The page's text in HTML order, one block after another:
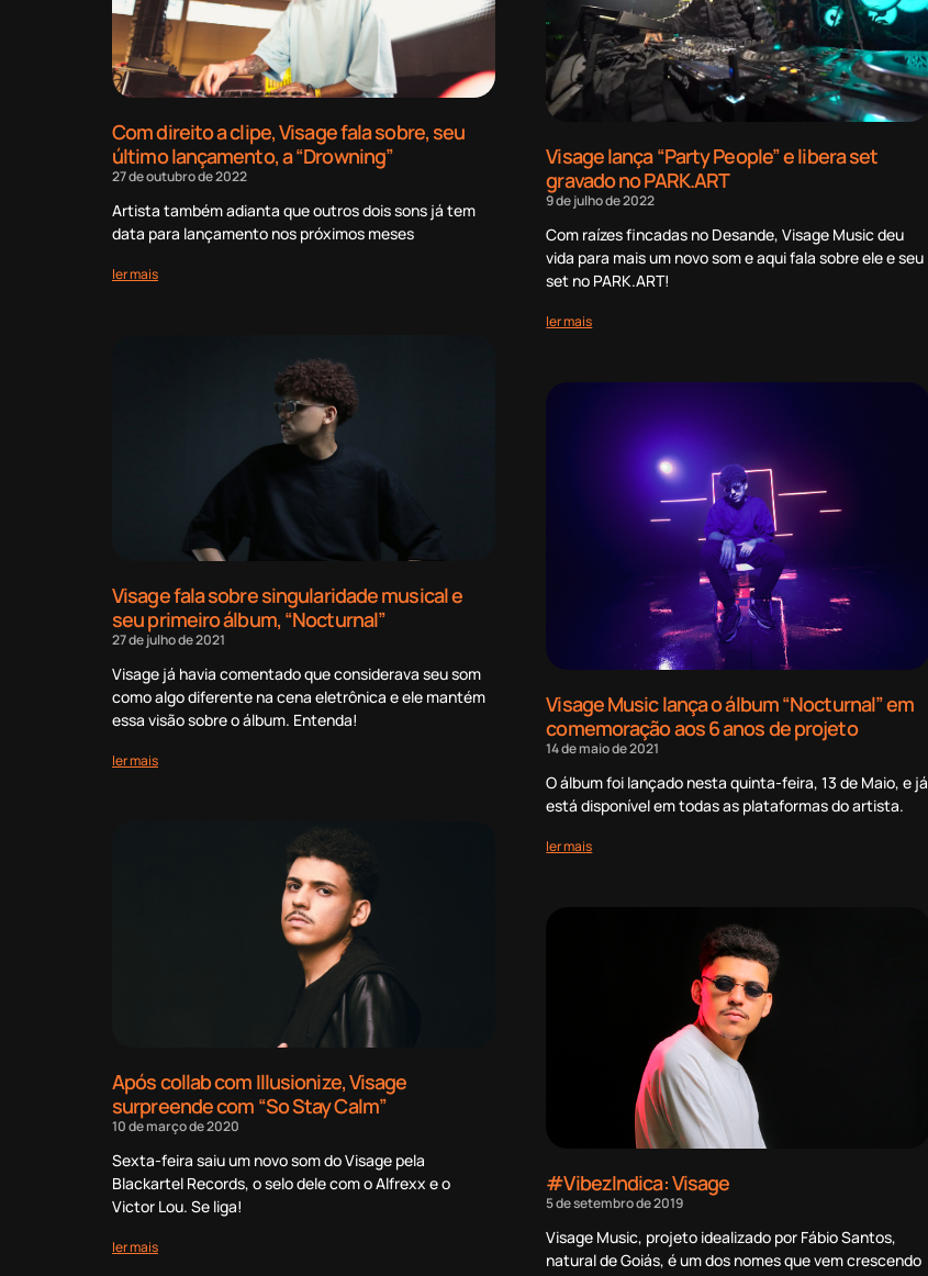
Com direito a clipe, Visage fala sobre, seu
último lançamento, a “Drowning”
27 de outubro de 2022
Artista também adianta que outros dois sons já tem
data para lançamento nos próximos meses
ler mais
Visage lança “Party People” e libera set
gravado no PARK.ART
9 de julho de 2022
Com raízes fincadas no Desande, Visage Music deu
vida para mais um novo som e aqui fala sobre ele e seu
set no PARK.ART!
ler mais
Visage fala sobre singularidade musical e
seu primeiro álbum, “Nocturnal”
27 de julho de 2021
Visage já havia comentado que considerava seu som
como algo diferente na cena eletrônica e ele mantém
essa visão sobre o álbum. Entenda!
ler mais
Visage Music lança o álbum “Nocturnal” em
comemoração aos 6 anos de projeto
14 de maio de 2021
O álbum foi lançado nesta quinta-feira, 13 de Maio, e já
está disponível em todas as plataformas do artista.
ler mais
Após collab com Illusionize, Visage
surpreende com “So Stay Calm”
10 de março de 2020
Sexta-feira saiu um novo som do Visage pela
Blackartel Records, o selo dele com o Alfrexx e o
Victor Lou. Se liga!
ler mais
#VibezIndica: Visage
5 de setembro de 2019
Visage Music, projeto idealizado por Fábio Santos,
natural de Goiás, é um dos nomes que vem crescendo